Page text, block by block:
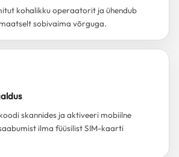
kohalikku operaatorit ja ühendub
sobivaima võrguga.
skannides ja aktiveeri mobiilne
ilma füüsilist SIM-kaarti